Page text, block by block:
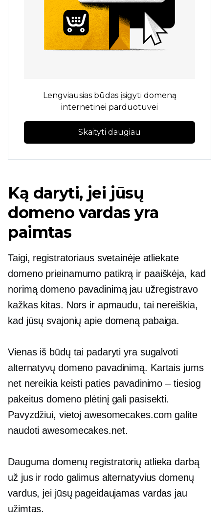
Lengviausias būdas įsigyti domeną
internetinei parduotuvei
Skaityti daugiau
Ką daryti, jei jūsų
domeno vardas yra
paimtas
Taigi, registratoriaus svetainėje atliekate
domeno prieinamumo patikrą ir paaiškėja, kad
norimą domeno pavadinimą jau užregistravo
kažkas kitas. Nors ir apmaudu, tai nereiškia,
kad jūsų svajonių apie domeną pabaiga.
Vienas iš būdų tai padaryti yra sugalvoti
alternatyvų domeno pavadinimą. Kartais jums
net nereikia keisti paties pavadinimo – tiesiog
pakeitus domeno plėtinį gali pasisekti.
Pavyzdžiui, vietoj awesomecakes.com galite
naudoti awesomecakes.net.
Dauguma domenų registratorių atlieka darbą
už jus ir rodo galimus alternatyvius domenų
vardus, jei jūsų pageidaujamas vardas jau
užimtas.